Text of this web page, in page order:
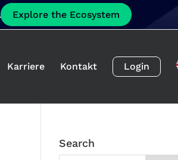
Karriere Kontakt Login
Search
Explore the Ecosystem